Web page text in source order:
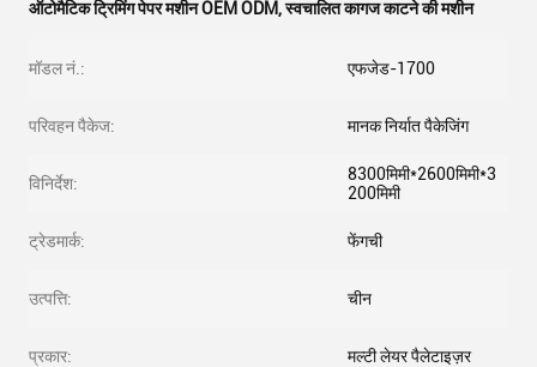
ऑटोमैटिक ट्रिमिंग पेपर मशीन OEM ODM,स्वचालित कागज काटने की मशीन
मॉडल नं.: एफजेड-1700
परिवहन पैकेज: मानक निर्यात पैकेजिंग
विनिर्देश:
8300मिमी*2600मिमी*3
200मिमी
ट्रेडमार्क: फेंगची
उत्पत्ति: चीन
प्रकार: मल्टी लेयर पैलेटाइज़र